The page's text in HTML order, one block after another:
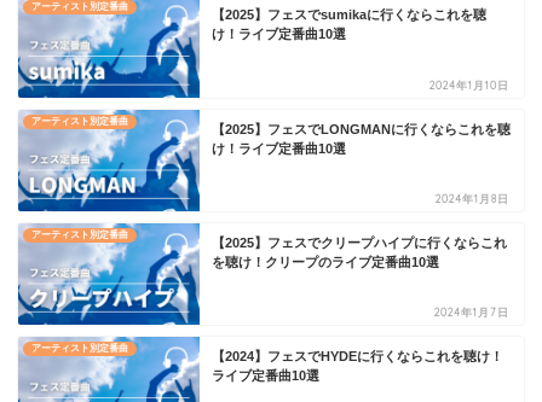
アーティスト別定番曲
【2025】フェスでsumikaに行くならこれを聴
け！ライブ定番曲10選
2024年1月10日
アーティスト別定番曲
【2025】フェスでLONGMANに行くならこれを聴
け！ライブ定番曲10選
2024年1月8日
アーティスト別定番曲
【2025】フェスでクリープハイプに行くならこれ
を聴け！クリープのライブ定番曲10選
2024年1月7日
アーティスト別定番曲
【2024】フェスでHYDEに行くならこれを聴け！
ライブ定番曲10選